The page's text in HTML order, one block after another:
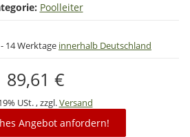
Poolleiter
14 Werktage innerhalb Deutschland
89,61 €
USt. , zzgl.Versand
Angebot anfordern!